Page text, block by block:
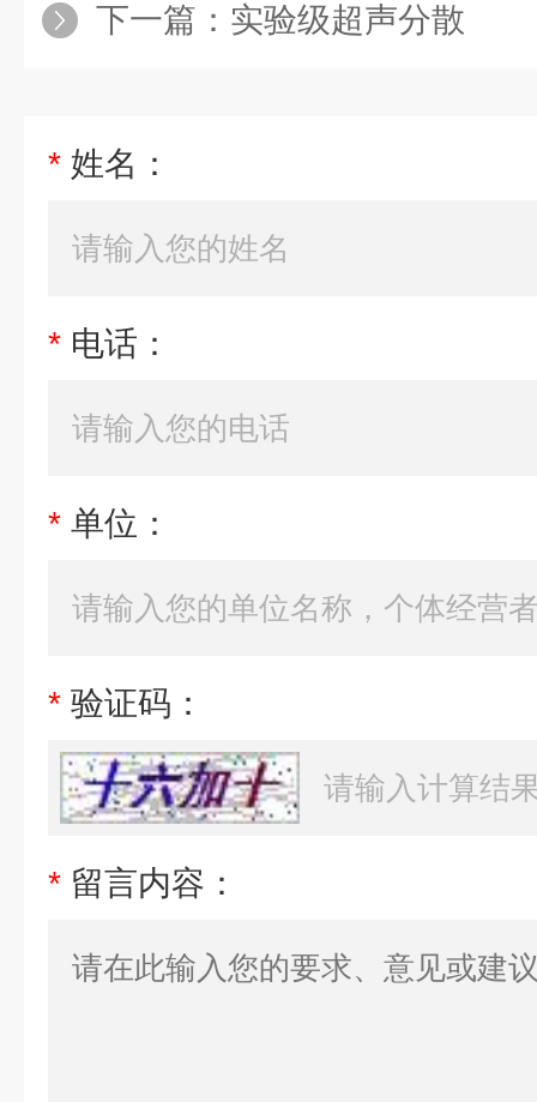
下一篇： 实验级超声分散
* 姓名：
* 电话：
* 单位：
* 验证码：
* 留言内容：